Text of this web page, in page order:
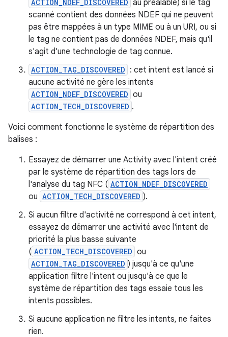
ACTION_NDEF_DISCOVERED au préalable) si le tag
scanné contient des données NDEF qui ne peuvent
pas être mappées à un type MIME ou à un URI, ou si
le tag ne contient pas de données NDEF, mais qu'il
s'agit d'une technologie de tag connue.
ACTION_TAG_DISCOVERED : cet intent est lancé si
aucune activité ne gère les intents
ACTION_NDEF_DISCOVERED ou
ACTION_TECH_DISCOVERED .
Voici comment fonctionne le système de répartition des
balises :
Essayez de démarrer une Activity avec l'intent créé
par le système de répartition des tags lors de
l'analyse du tag NFC ( ACTION_NDEF_DISCOVERED
ou ACTION_TECH_DISCOVERED ).
Si aucun filtre d'activité ne correspond à cet intent,
essayez de démarrer une activité avec l'intent de
priorité la plus basse suivante
( ACTION_TECH_DISCOVERED ou
ACTION_TAG_DISCOVERED ) jusqu'à ce qu'une
application filtre l'intent ou jusqu'à ce que le
système de répartition des tags essaie tous les
intents possibles.
Si aucune application ne filtre les intents, ne faites
rien.